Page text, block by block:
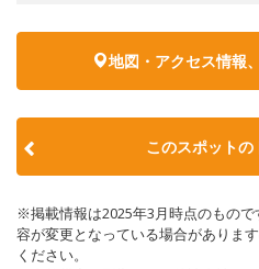
地図・アクセス情報
このスポットの
※掲載情報は2025年3月時点のもの
容が変更となっている場合がありま
ください。